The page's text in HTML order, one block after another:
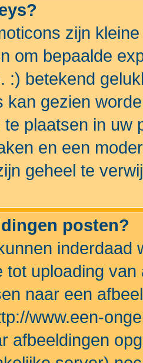
zijn
om bepaalde
:) betekend
kan gezien
plaatsen in uw
en een
geheel te
posten?
inderdaad
tot uploading
naar een
www.een-
afbeeldingen